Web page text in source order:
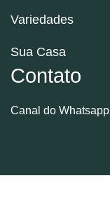
Variedades
Sua Casa
Contato
Canal do Whatsapp